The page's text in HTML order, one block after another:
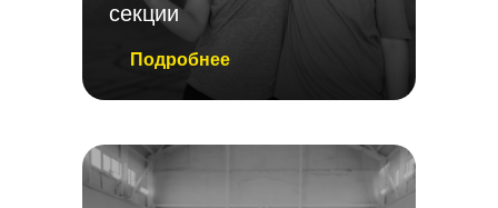
секции
Подробнее